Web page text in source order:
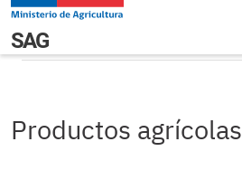
Pasar al contenido principal
Navegación principal
SAGOtros Documentos
Productos agrícolas